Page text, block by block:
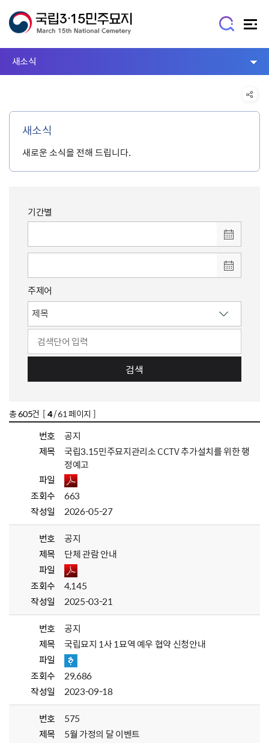
새소식
새소식
새로운 소식을 전해 드립니다.
기간별
주제어
검색
총605건 [4/ 61 페이지 ]
번호
공지
제목
국립3.15민주묘지관리소 CCTV 추가설치를 위한 행
정예고
파일
조회수
663
작성일
2026-05-27
번호
공지
제목
단체 관람 안내
파일
조회수
4,145
작성일
2025-03-21
번호
공지
제목
국립묘지 1사 1묘역 예우 협약 신청안내
파일
조회수
29,686
작성일
2023-09-18
번호
575
제목
5월 가정의 달 이벤트